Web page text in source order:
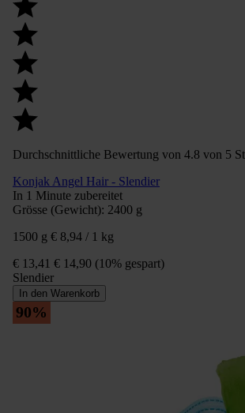
Durchschnittliche Bewertung von 4.8 von 5
Konjak Angel Hair - Slendier
In 1 Minute zubereitet
Grösse (Gewicht): 2400 g
1500 g € 8,94 / 1 kg
€ 13,41 € 14,90 (10% gespart)
Slendier
In den Warenkorb
90%